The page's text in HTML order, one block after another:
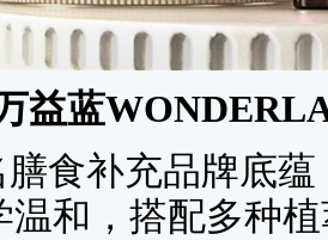
益蓝
食补充品牌底
温和，搭配多种